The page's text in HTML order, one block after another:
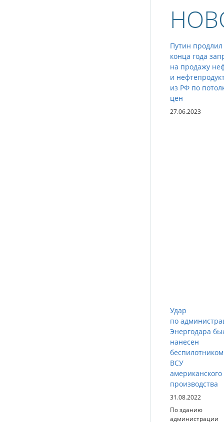
Путин продлил
конца года
на продажу
и
из РФ по
цен
27.06.2023
Удар
по
Энергодара
нанесен
беспилотником
ВСУ
американского
производства
31.08.2022
По зданию
администрации